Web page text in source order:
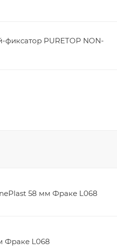
PURETOP NON-
58 мм Фраке L068
Фраке L068